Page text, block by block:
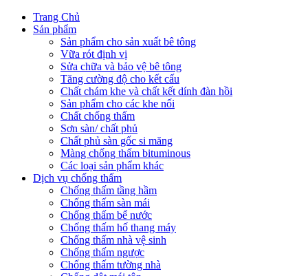
Trang Chủ
Sản phẩm
Sản phẩm cho sản xuất bê tông
Vữa rót định vị
Sửa chữa và bảo vệ bê tông
Tăng cường độ cho kết cấu
Chất chám khe và chất kết dính đàn hồi
Sản phẩm cho các khe nối
Chất chống thấm
Sơn sàn/ chất phủ
Chất phủ sàn gốc si măng
Màng chống thấm bituminous
Các loại sản phẩm khác
Dịch vụ chống thấm
Chống thấm tầng hầm
Chống thấm sàn mái
Chống thấm bể nước
Chống thấm hố thang máy
Chống thấm nhà vệ sinh
Chống thấm ngược
Chống thấm tường nhà